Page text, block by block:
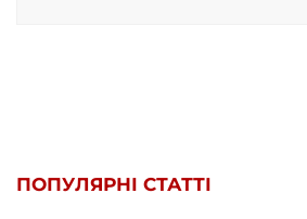
ПОПУЛЯРНІ СТАТТІ